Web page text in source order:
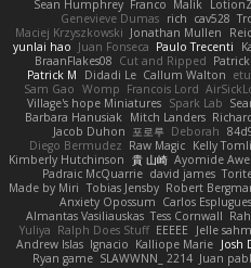
Sean Humphrey Franco Malik
Genevieve Dumas rich cav528
Maciej Krzyszkowski Jonathan Mullen
yunlai hao Juan Fonseca Paulo Trecenti
BraanFlakes08 Cut and Ripped
Patrick M
Didadi Le Callum Walton
Sam Gao Womp Francois Lord
Village's hope Miniatures Spark Lab
Barbara Hanusiak Mitch Landers
Jacob Duhon 포로루 Deborah
Diego Bermudez Raw Magic Kelly
Kimberly Hutchinson 貴 山崎 Ayomide Awe
Padraic McQuarrie david james
Made by Miri Tobias Jensby Robert
Anxiety Opossum Carlos Esplugues
Almantas Vasiliauskas Tess Cornwall
Yuliya Ralph Does Stuff EEEEE Jelle
Andrew Islas Ignacio Kalliope Marie Josh
Ryan game SLAWWNN_ 2214 Juan